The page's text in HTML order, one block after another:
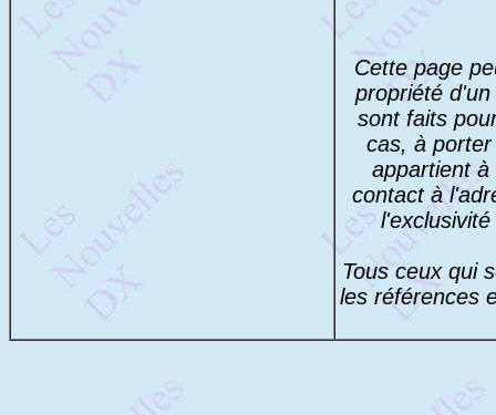
Cette page
propriété
sont faits
cas, à
appartient
contact à
Tous ceux qui
les références